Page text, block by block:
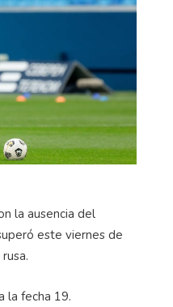
la ausencia del
este viernes de
la fecha 19.